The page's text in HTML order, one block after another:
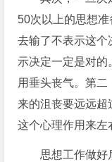
50次以上的思想
去输了不表示这个
示决定一定是对的
用垂头丧气。第
来的沮丧要远远超
这个心理作用来左
思想工作做好